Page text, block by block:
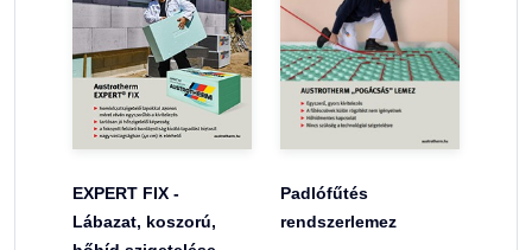
EXPERT FIX -
Lábazat, koszorú,
Padlófűtés
rendszerlemez